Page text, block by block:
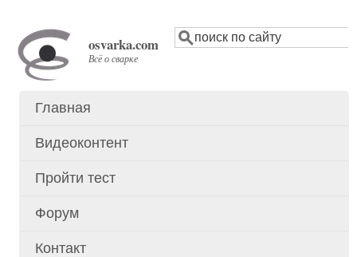
основному
содержанию
Поиск
osvarka.com
Всё о сварке
Основное
Главная
Видеоконтент
Пройти тест
Форум
Контакт